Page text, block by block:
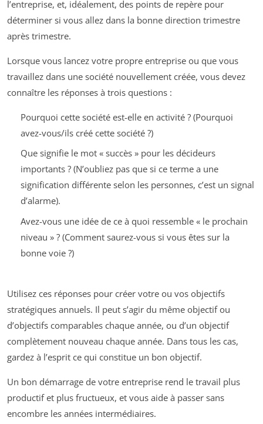
l’entreprise, et, idéalement, des points de repère pour
déterminer si vous allez dans la bonne direction trimestre
après trimestre.
Lorsque vous lancez votre propre entreprise ou que vous
travaillez dans une société nouvellement créée, vous devez
connaître les réponses à trois questions :
Pourquoi cette société est-elle en activité ? (Pourquoi
avez-vous/ils créé cette société ?)
Que signifie le mot « succès » pour les décideurs
importants ? (N’oubliez pas que si ce terme a une
signification différente selon les personnes, c’est un signal
d’alarme).
Avez-vous une idée de ce à quoi ressemble « le prochain
niveau » ? (Comment saurez-vous si vous êtes sur la
bonne voie ?)
Utilisez ces réponses pour créer votre ou vos objectifs
stratégiques annuels. Il peut s’agir du même objectif ou
d’objectifs comparables chaque année, ou d’un objectif
complètement nouveau chaque année. Dans tous les cas,
gardez à l’esprit ce qui constitue un bon objectif.
Un bon démarrage de votre entreprise rend le travail plus
productif et plus fructueux, et vous aide à passer sans
encombre les années intermédiaires.